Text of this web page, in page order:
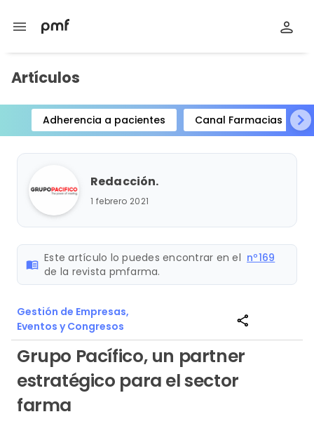
menu
Artículos
Adherencia a pacientes Canal Farmacias
Item
1
Redacción.
1 febrero 2021
menu_book Este artículo lo puedes encontrar en el nº169
de la revista pmfarma.
Gestión de Empresas,
Eventos y Congresos
share
Grupo Pacífico, un partner
estratégico para el sector
farma